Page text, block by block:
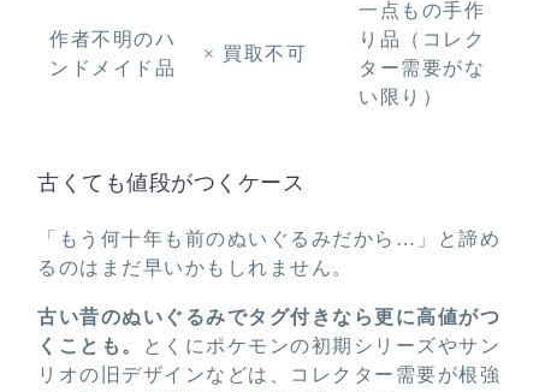
作者不明のハ
ンドメイド品
× 買取不可
一点もの手作
り品（コレク
ター需要がな
い限り）
古くても値段がつくケース
「もう何十年も前のぬいぐるみだから…」と諦め
るのはまだ早いかもしれません。
古い昔のぬいぐるみでタグ付きなら更に高値がつ
くことも。
とくにポケモンの初期シリーズやサン
リオの旧デザインなどは、コレクター需要が根強